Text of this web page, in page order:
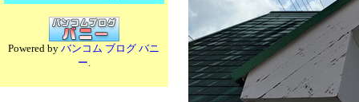
Powered byバンコム ブログ バニ
ー.